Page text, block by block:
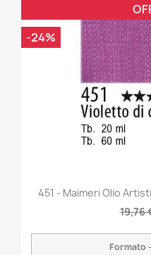
451 - Maimeri Olio
19,76
-24%